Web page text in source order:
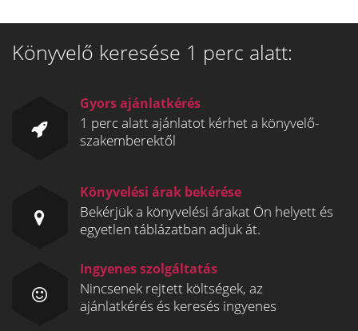
Könyvelő keresése 1 perc alatt:
Gyors ajánlatkérés
1 perc alatt ajánlatot kérhet a könyvelő-
szakemberektől
Könyvelési árak bekérése
Bekérjük a könyvelési árakat Ön helyett és
egyetlen táblázatban adjuk át.
Ingyenes szolgáltatás
Nincsenek rejtett költségek, az
ajánlatkérés és keresés ingyenes